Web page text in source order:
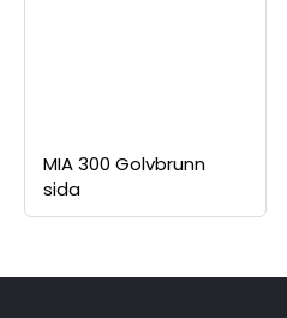
MIA 300 Golvbrunn
sida